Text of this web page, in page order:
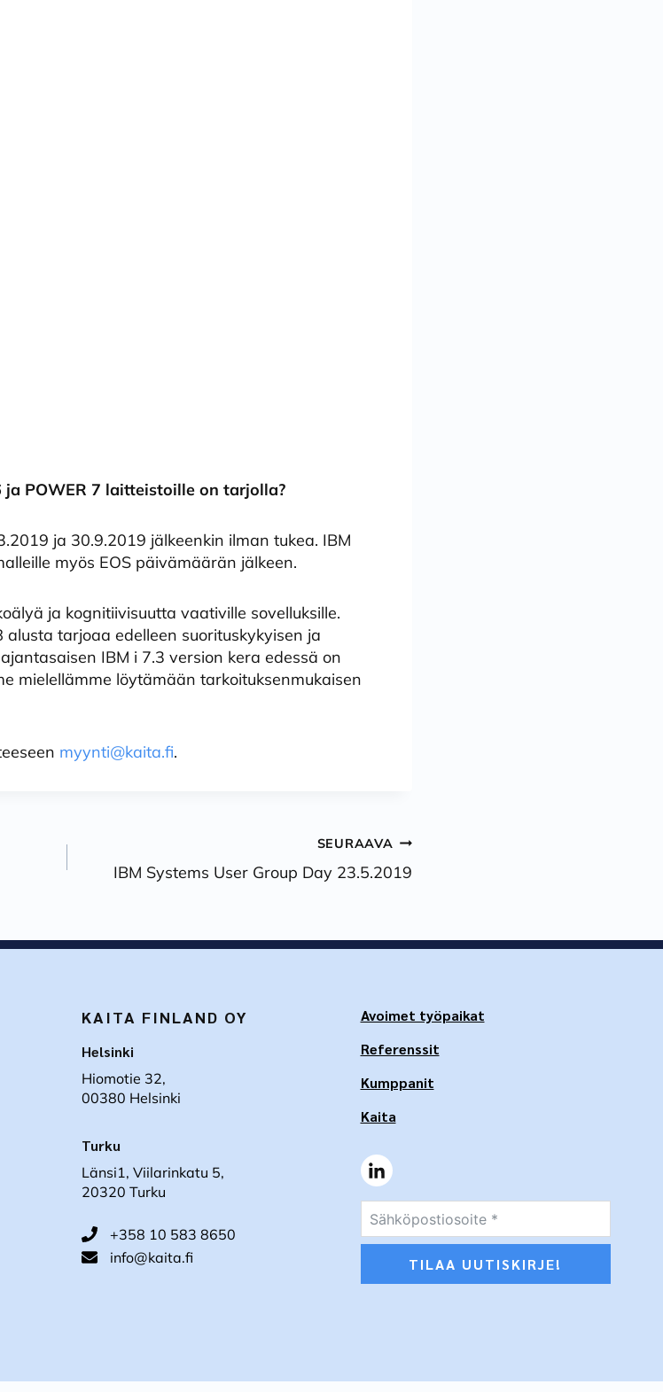
POWER 7 laitteistoille on tarjolla?
ja 30.9.2019 jälkeenkin ilman tukea. IBM
myös EOS päivämäärän jälkeen.
ja kognitiivisuutta vaativille sovelluksille.
alusta tarjoaa edelleen suorituskykyisen ja
IBM i 7.3 version kera edessä on
mielellämme löytämään tarkoituksenmukaisen
myynti@kaita.fi.
SEURAAVA
IBM Systems User Group Day 23.5.2019
KAITA FINLAND OY
Helsinki
Hiomotie 32,
00380 Helsinki
Turku
Länsi1, Viilarinkatu 5,
20320 Turku
+358 10 583 8650
info@kaita.fi
Avoimet työpaikat
Referenssit
Kumppanit
Kaita
TILAA UUTISKIRJE!